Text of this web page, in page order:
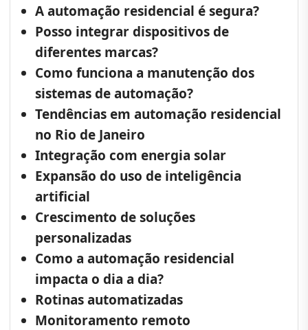
A automação residencial é segura?
Posso integrar dispositivos de
diferentes marcas?
Como funciona a manutenção dos
sistemas de automação?
Tendências em automação residencial
no Rio de Janeiro
Integração com energia solar
Expansão do uso de inteligência
artificial
Crescimento de soluções
personalizadas
Como a automação residencial
impacta o dia a dia?
Rotinas automatizadas
Monitoramento remoto